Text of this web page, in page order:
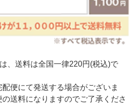
、送料は全国一律220円(税込)で
便にて発送する場合がございま
送料になりますのでご了承くださ